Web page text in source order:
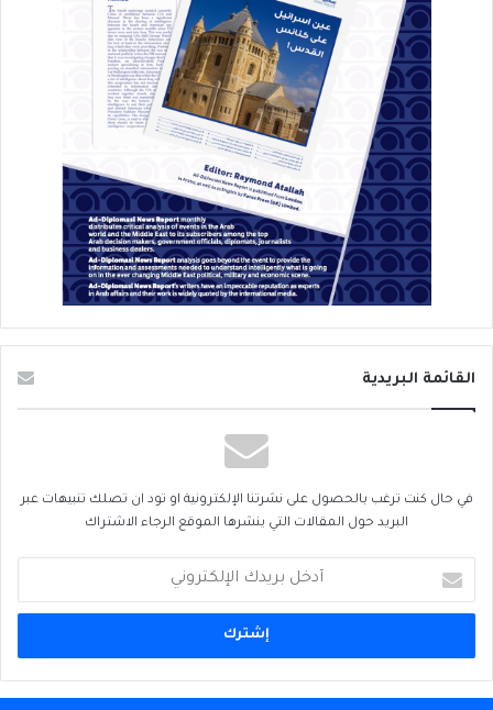
القائمة البريدية
في حال كنت ترغب بالحصول على نشرتنا الإلكترونية او تود ان تصلك تنبيهات عبر
البريد حول المقالات التي ينشرها الموقع الرجاء الاشتراك
بريدك
الإلكتروني